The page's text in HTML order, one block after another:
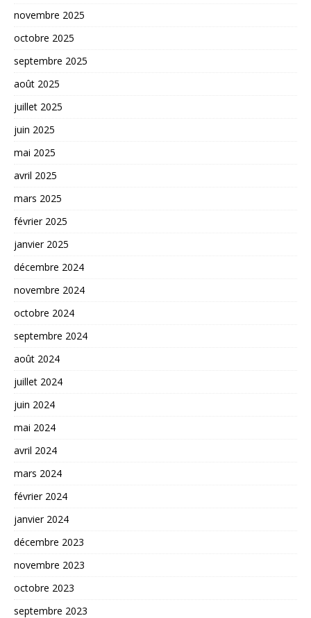
novembre 2025
octobre 2025
septembre 2025
août 2025
juillet 2025
juin 2025
mai 2025
avril 2025
mars 2025
février 2025
janvier 2025
décembre 2024
novembre 2024
octobre 2024
septembre 2024
août 2024
juillet 2024
juin 2024
mai 2024
avril 2024
mars 2024
février 2024
janvier 2024
décembre 2023
novembre 2023
octobre 2023
septembre 2023